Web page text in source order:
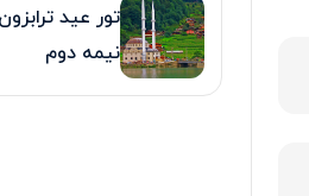
نیمه دوم